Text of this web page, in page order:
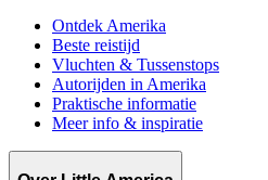
Ontdek Amerika
Beste reistijd
Vluchten & Tussenstops
Autorijden in Amerika
Praktische informatie
Meer info & inspiratie